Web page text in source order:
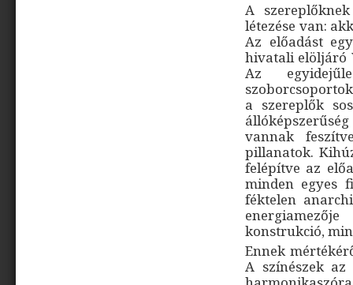
A
létezése van:
Az előadást
hivatali elöljáró
Az
a szereplők
vannak
pillanatok.
felépítve az
minden egyes
féktelen
konstrukció,
Ennek
A színészek az